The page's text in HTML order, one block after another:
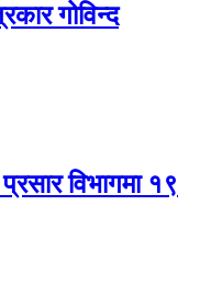
गोविन्द
विभागमा १९